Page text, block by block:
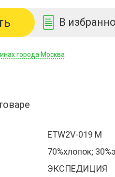
В
города Москва
ETW2V-019 M
70%хлопок;
ЭКСПЕДИЦИЯ